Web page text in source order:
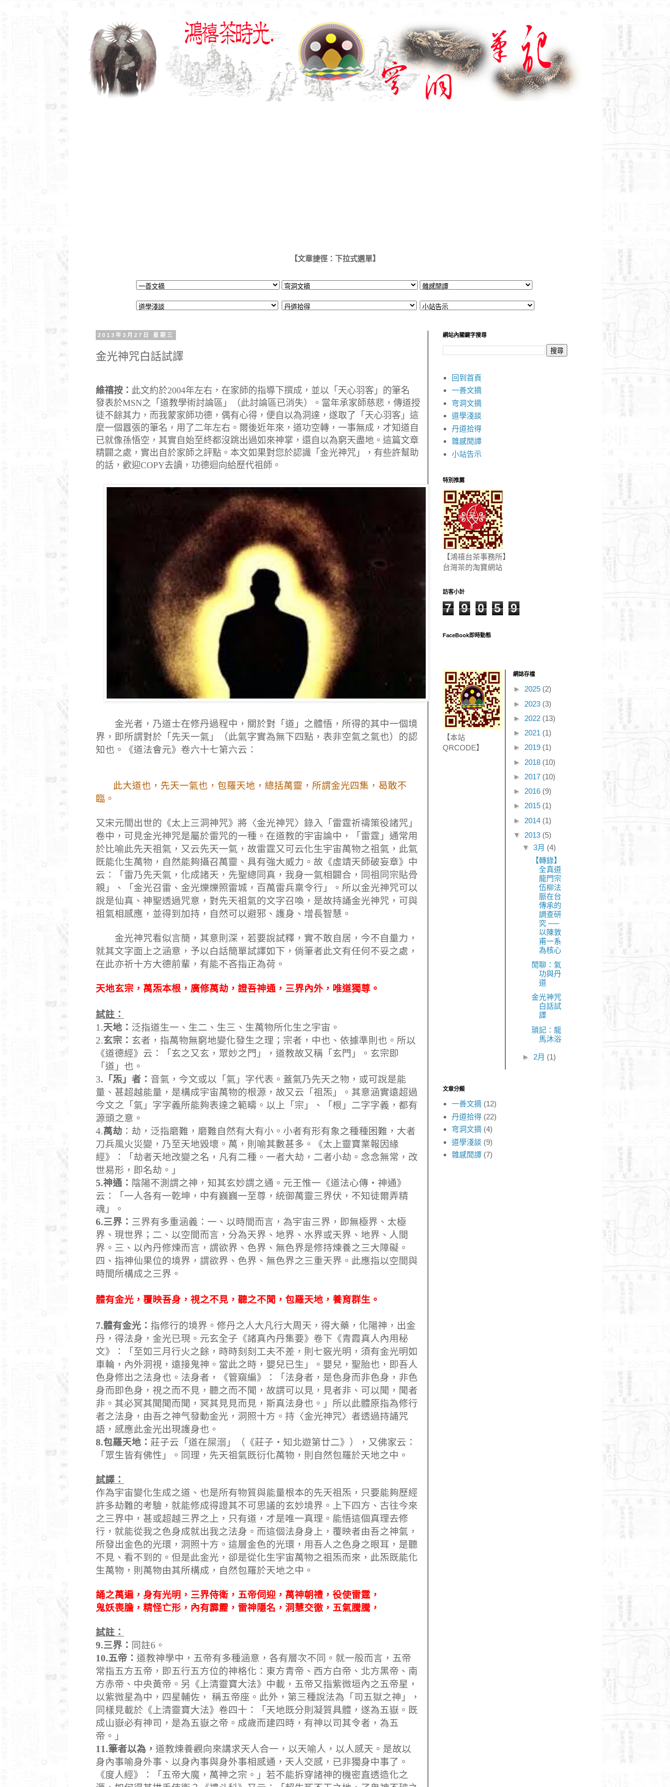
【文章捷徑：下拉式選單】
2013年3月27日 星期三
金光神咒白話試譯
維禧按： 此文約於2004年左右，在家師的指導下撰成，並以「天心羽客」的筆名
發表於MSN之「道教學術討論區」（此討論區已消失）。當年承家師慈悲，傳道授
徒不餘其力，而我蒙家師功德，偶有心得，便自以為洞達，遂取了「天心羽客」這
麼一個囂張的筆名，用了二年左右。爾後近年來，道功空轉，一事無成，才知道自
已就像孫悟空，其實自始至終都沒跳出過如來神掌，還自以為窮天盡地。這篇文章
精闢之處，實出自於家師之評點。本文如果對您於認識「金光神咒」，有些許幫助
的話，歡迎COPY去讀，功德迴向給歷代祖師。
金光者，乃道士在修丹過程中，關於對「道」之體悟，所得的其中一個境
界，即所謂對於「先天一氣」（此氣字實為無下四點，表非空氣之氣也）的認
知也。《道法會元》卷六十七第六云：
此大道也，先天一氣也，包羅天地，總括萬靈，所謂金光四集，曷敢不
臨。
又宋元間出世的《太上三洞神咒》將〈金光神咒〉錄入「雷霆祈禱策役諸咒」
卷中，可見金光神咒是屬於雷咒的一種。在道教的宇宙論中，「雷霆」通常用
於比喻此先天祖氣，又云先天一氣，故雷霆又可云化生宇宙萬物之祖氣，此氣
既能化生萬物，自然能夠攝召萬靈、具有強大威力。故《虛靖天師破妄章》中
云：「雷乃先天氣，化成諸天，先聖總同真，我身一氣相闢合，同祖同宗貼骨
親」、「金光召雷、金光爍爍照雷城，百萬雷兵稟令行」。所以金光神咒可以
說是仙真、神聖透過咒意，對先天祖氣的文字召喚，是故持誦金光神咒，可與
祖氣相感應，並得到加持，自然可以避邪、護身、增長智慧。
金光神咒看似言簡，其意則深，若要說試釋，實不敢自居，今不自量力，
就其文字面上之涵意，予以白話簡單試譯如下，倘筆者此文有任何不妥之處，
在此亦祈十方大德前輩，有能不吝指正為荷。
天地玄宗，萬炁本根，廣修萬劫，證吾神通，三界內外，唯道獨尊。
試註：
1.天地： 泛指道生一、生二、生三、生萬物所化生之宇宙。
2.玄宗： 玄者，指萬物無窮地變化發生之理；宗者，中也、依據準則也。所以
《道德經》云：「玄之又玄，眾妙之門」，道教故又稱「玄門」。玄宗即
「道」也。
3. 「炁」者： 音氣，今文或以「氣」字代表。蓋氣乃先天之物，或可說是能
量、甚超越能量，是構成宇宙萬物的根源，故又云「祖炁」。其意涵實遠超過
今文之「氣」字字義所能夠表達之範疇。以上「宗」、「根」二字字義，都有
源頭之意。
4.萬劫 ：劫，泛指磨難，磨難自然有大有小。小者有形有象之種種困難，大者
刀兵風火災變，乃至天地毀壞。萬，則喻其數甚多。《太上靈寶業報因緣
經》：「劫者天地改變之名，凡有二種。一者大劫，二者小劫。念念無常，改
世易形，即名劫。」
5.神通： 陰陽不測謂之神，知其玄妙謂之通。元王惟一《道法心傳 ‧ 神通》
云：「一人各有一乾坤，中有巍巍一至尊，統御萬靈三界伏，不知徒爾弄精
魂」。
6.三界： 三界有多重涵義：一、以時間而言，為宇宙三界，即無極界、太極
界、現世界；二、以空間而言，分為天界、地界、水界或天界、地界、人間
界。三、以內丹修煉而言，謂欲界、色界、無色界是修持煉養之三大障礙。
四、指神仙果位的境界，謂欲界、色界、無色界之三重天界。此應指以空間與
時間所構成之三界。
體有金光，覆映吾身，視之不見，聽之不聞，包羅天地，養育群生。
7.體有金光： 指修行的境界。修丹之人大凡行大周天，得大藥，化陽神，出金
丹，得法身，金光已現。元玄全子《諸真內丹集要》卷下《青霞真人內用秘
文》：「至如三月行火之餘，時時刻刻工夫不差，則七竅光明，須有金光明如
車輪，內外洞視，遠接鬼神。當此之時，嬰兒已生」。嬰兒，聖胎也，即吾人
色身修出之法身也。法身者，《管窺編》：「法身者，是色身而非色身，非色
身而即色身，視之而不見，聽之而不聞，故謂可以見，見者非、可以聞，聞者
非。其必冥其聞聞而聞，冥其見見而見，斯真法身也。」所以此體原指為修行
者之法身，由吾之神气發動金光，洞照十方。持〈金光神咒〉者透過持誦咒
語，感應此金光出現護身也。
8.包羅天地： 莊子云「道在屎溺」（《莊子 ‧ 知北遊第廿二》），又佛家云：
「眾生皆有佛性」。同理，先天祖氣既衍化萬物，則自然包羅於天地之中。
試譯：
作為宇宙變化生成之道、也是所有物質與能量根本的先天祖炁，只要能夠歷經
許多劫難的考驗，就能修成得證其不可思議的玄妙境界。上下四方、古往今來
之三界中，甚或超越三界之上，只有道，才是唯一真理。能悟這個真理去修
行，就能從我之色身成就出我之法身。而這個法身身上，覆映者由吾之神氣，
所發出金色的光環，洞照十方。這層金色的光環，用吾人之色身之眼耳，是聽
不見、看不到的。但是此金光，卻是從化生宇宙萬物之祖炁而來，此炁既能化
生萬物，則萬物由其所構成，自然包羅於天地之中。
誦之萬遍，身有光明，三界侍衛，五帝伺迎，萬神朝禮，役使雷霆，
鬼妖喪膽，精怪亡形，內有霹靂，雷神隱名，洞慧交徹，五氣騰騰，
試註：
9.三界： 同註6 。
10.五帝： 道教神學中，五帝有多種涵意，各有層次不同。就一般而言，五帝
常指五方五帝，即五行五方位的神格化：東方青帝、西方白帝、北方黑帝、南
方赤帝、中央黃帝。另《上清靈寶大法》中載，五帝又指紫微垣內之五帝星，
以紫微星為中，四星輔佐，
稱五帝座。此外，第三種說法為「司五獄之神」，
同樣見載於《上清靈寶大法》卷四十：「天地既分則凝質具體，遂為五嶽。既
成山嶽必有神司，是為五嶽之帝。成歲而建四時，有神以司其令者，為五
帝。」
11.筆者以為， 道教煉養觀向來講求天人合一，以天喻人，以人感天。是故以
身內事喻身外事、以身內事與身外事相感通，天人交感，已非獨身中事了。
《度人經》：「五帝大魔，萬神之宗。」若不能拆穿諸神的機密直透造化之
網站內關鍵字搜尋
回到首頁
一善文摘
穹洞文摘
道學淺談
丹道拾得
雜感閒譚
小站告示
特別推薦
【鴻禧台茶事務所】
台灣茶的淘寶網站
訪客小計
7 9 0 5 9
FaceBook即時動態
【本站
QRCODE】
網誌存檔
► 2025 (2)
► 2023 (3)
► 2022 (13)
► 2021 (1)
► 2019 (1)
► 2018 (10)
► 2017 (10)
► 2016 (9)
► 2015 (1)
► 2014 (1)
▼ 2013 (5)
▼ 3月 (4)
【轉錄】
全真道
龍門宗
伍柳法
脈在台
傳承的
調查研
究 ──
以陳敦
甫一系
為核心
閒聊：氣
功與丹
道
金光神咒
白話試
譯
瑣記：龍
馬沐浴
► 2月 (1)
文章分類
一善文摘 (12)
丹道拾得 (22)
穹洞文摘 (4)
道學淺談 (9)
雜感閒譚 (7)